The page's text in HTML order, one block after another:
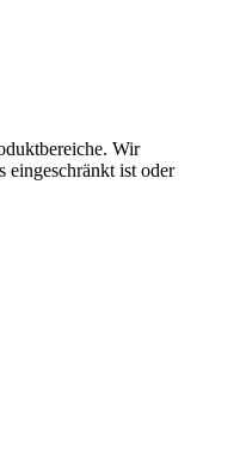
Wir
eingeschränkt ist oder